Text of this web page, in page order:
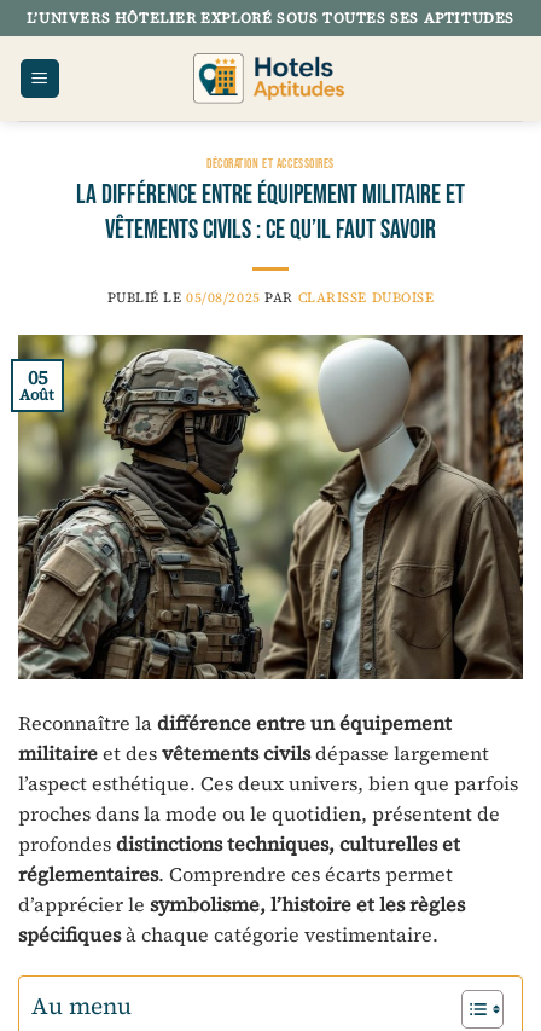
Passer
au
contenu
L’UNIVERS HÔTELIER EXPLORÉ SOUS TOUTES SES APTITUDES
DÉCORATION ET ACCESSOIRES
La différence entre équipement militaire et
vêtements civils : ce qu’il faut savoir
PUBLIÉ LE05/08/2025 PAR CLARISSE DUBOISE
05
Août
Reconnaître ladifférence entre un équipement
militaireet desvêtements civilsdépasse largement
l’aspect esthétique. Ces deux univers, bien que parfois
proches dans la mode ou le quotidien, présentent de
profondesdistinctions techniques, culturelles et
réglementaires. Comprendre ces écarts permet
d’apprécier le symbolisme, l’histoire et les règles
spécifiquesà chaque catégorie vestimentaire.
Au menu